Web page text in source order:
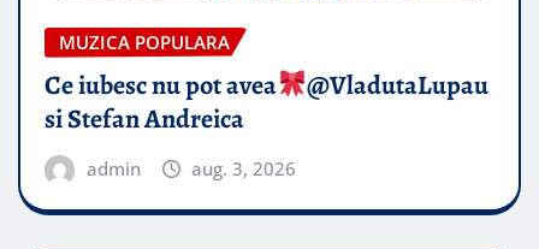
MUZICA POPULARA
Ce iubesc nu pot avea
​@VladutaLupau
si Stefan Andreica
admin aug. 3, 2026